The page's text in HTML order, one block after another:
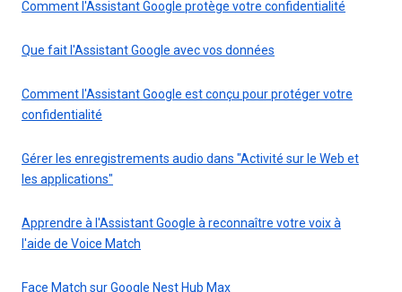
Comment l'Assistant Google protège votre confidentialité
Que fait l'Assistant Google avec vos données
Comment l'Assistant Google est conçu pour protéger votre
confidentialité
Gérer les enregistrements audio dans "Activité sur le Web et
les applications"
Apprendre à l'Assistant Google à reconnaître votre voix à
l'aide de Voice Match
Face Match sur Google Nest Hub Max